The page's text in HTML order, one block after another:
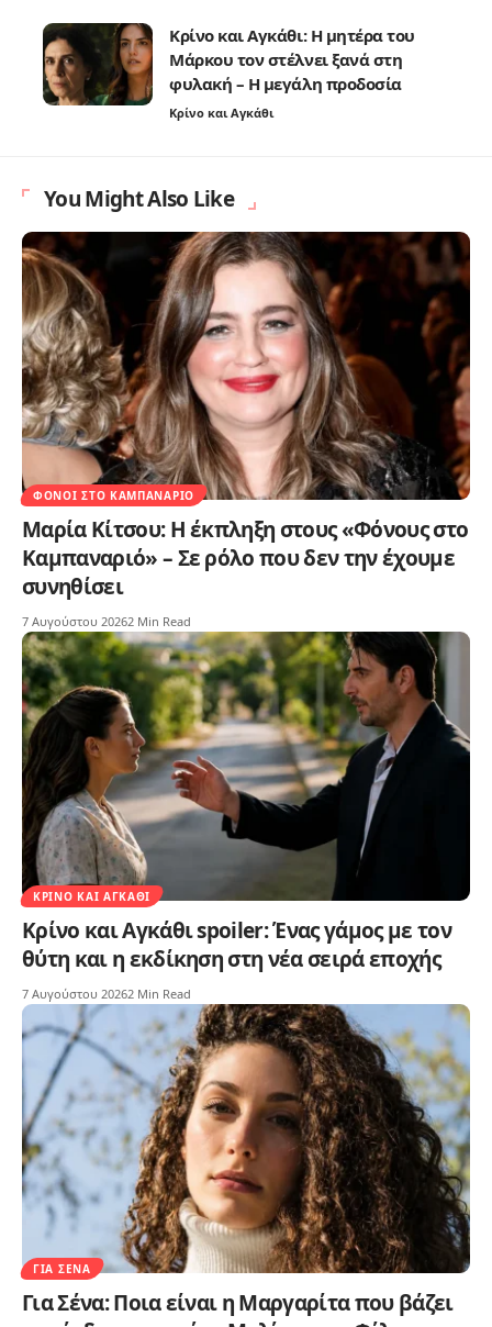
Κρίνο και Αγκάθι: Η μητέρα του
Μάρκου τον στέλνει ξανά στη
φυλακή – Η μεγάλη προδοσία
Κρίνο και Αγκάθι
You Might Also Like
ΦΌΝΟΙ ΣΤΟ ΚΑΜΠΑΝΑΡΙΌ
Μαρία Κίτσου: Η έκπληξη στους «Φόνους στο
Καμπαναριό» – Σε ρόλο που δεν την έχουμε
συνηθίσει
7 Αυγούστου 20262 Min Read
ΚΡΊΝΟ ΚΑΙ ΑΓΚΆΘΙ
Κρίνο και Αγκάθι spoiler: Ένας γάμος με τον
θύτη και η εκδίκηση στη νέα σειρά εποχής
7 Αυγούστου 20262 Min Read
ΓΙΑ ΣΈΝΑ
Για Σένα: Ποια είναι η Μαργαρίτα που βάζει